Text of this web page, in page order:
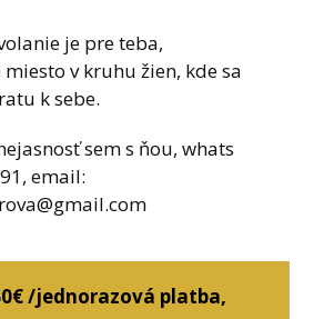
je pre teba,
v kruhu žien, kde sa
k sebe.
sem s ňou, whats
email:
/jednorazová platba,